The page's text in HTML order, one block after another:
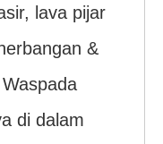
lava pijar
&
di dalam